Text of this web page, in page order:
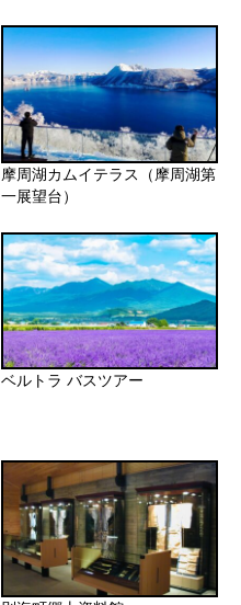
摩周湖カムイテラス（摩周湖第
一展望台）
ベルトラ バスツアー